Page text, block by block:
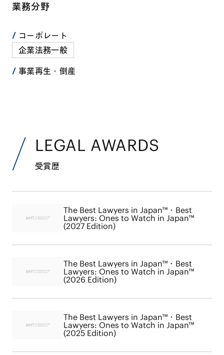
業務分野
コーポレート
企業法務一般
事業再生・倒産
LEGAL AWARDS
受賞歴
The Best Lawyers in Japan™・Best
Lawyers: Ones to Watch in Japan™
(2027 Edition)
The Best Lawyers in Japan™・Best
Lawyers: Ones to Watch in Japan™
(2026 Edition)
The Best Lawyers in Japan™・Best
Lawyers: Ones to Watch in Japan™
(2025 Edition)